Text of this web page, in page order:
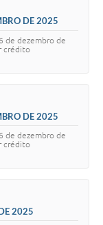
DE 2025
de dezembro de
crédito
DE 2025
de dezembro de
crédito
2025